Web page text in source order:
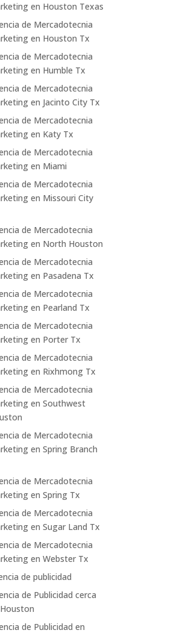
en Houston Texas
de Mercadotecnia
en Houston Tx
de Mercadotecnia
en Humble Tx
de Mercadotecnia
en Jacinto City Tx
de Mercadotecnia
en Katy Tx
de Mercadotecnia
en Miami
de Mercadotecnia
en Missouri City
de Mercadotecnia
en North Houston
de Mercadotecnia
en Pasadena Tx
de Mercadotecnia
en Pearland Tx
de Mercadotecnia
en Porter Tx
de Mercadotecnia
en Rixhmong Tx
de Mercadotecnia
en Southwest
de Mercadotecnia
en Spring Branch
de Mercadotecnia
en Spring Tx
de Mercadotecnia
en Sugar Land Tx
de Mercadotecnia
en Webster Tx
de publicidad
de Publicidad cerca
de Publicidad en